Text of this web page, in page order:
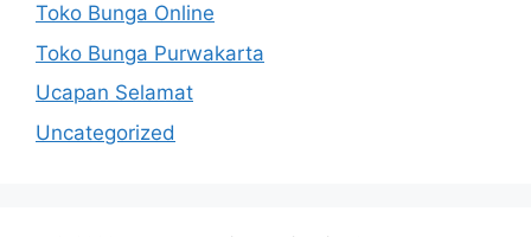
Toko Bunga Online
Toko Bunga Purwakarta
Ucapan Selamat
Uncategorized